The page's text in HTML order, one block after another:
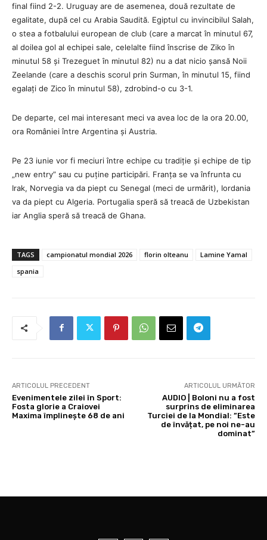
final fiind 2-2. Uruguay are de asemenea, două rezultate de
egalitate, după cel cu Arabia Saudită. Egiptul cu invincibilul Salah,
o stea a fotbalului european de club (care a marcat în minutul 67,
al doilea gol al echipei sale, celelalte fiind înscrise de Ziko în
minutul 58 și Trezeguet în minutul 82) nu a dat nicio șansă Noii
Zeelande (care a deschis scorul prin Surman, în minutul 15, fiind
egalați de Zico în minutul 58), zdrobind-o cu 3-1.
De departe, cel mai interesant meci va avea loc de la ora 20.00,
ora României între Argentina și Austria.
Pe 23 iunie vor fi meciuri între echipe cu tradiție și echipe de tip
„new entry” sau cu puține participări. Franța se va înfrunta cu
Irak, Norvegia va da piept cu Senegal (meci de urmărit), Iordania
va da piept cu Algeria. Portugalia speră să treacă de Uzbekistan
iar Anglia speră să treacă de Ghana.
TAGS campionatul mondial 2026 florin olteanu
Lamine Yamal
spania
ARTICOLUL PRECEDENT
Evenimentele zilei în Sport:
Fosta glorie a Craiovei
Maxima împlinește 68 de ani
ARTICOLUL URMĂTOR
AUDIO | Boloni nu a fost
surprins de eliminarea
Turciei de la Mondial: ”Este
de învățat, pe noi ne-au
dominat”